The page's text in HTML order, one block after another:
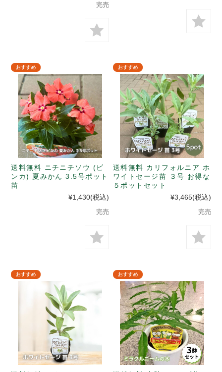
完売
送料無料 ニチニチソウ (ビ
ンカ) 夏みかん 3.5号ポット
苗
¥1,430(税込)
完売
送料無料 カリフォルニア ホ
ワイトセージ苗 ３号 お得な
５ポットセット
¥3,465(税込)
完売